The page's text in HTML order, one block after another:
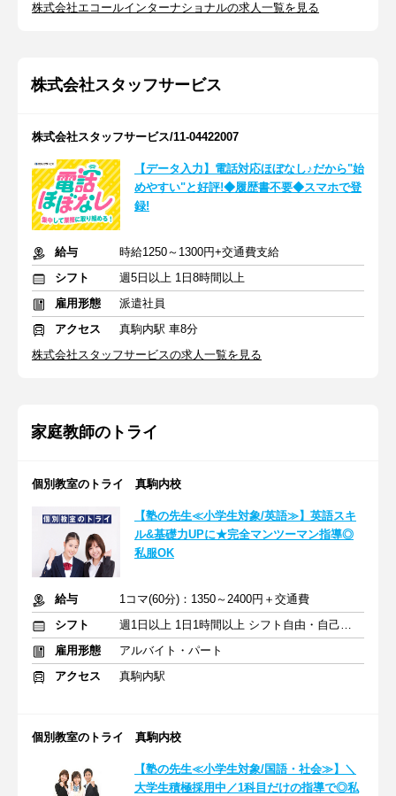
株式会社エコールインターナショナルの求人一覧を見る
株式会社スタッフサービス
株式会社スタッフサービス/11-04422007
【データ入力】電話対応ほぼなし♪だから"始
めやすい"と好評!◆履歴書不要◆スマホで登
録!
給与
時給1250～1300円+交通費支給
シフト
週5日以上 1日8時間以上
雇用形態
派遣社員
アクセス
真駒内駅 車8分
株式会社スタッフサービスの求人一覧を見る
家庭教師のトライ
個別教室のトライ 真駒内校
【塾の先生≪小学生対象/英語≫】英語スキ
ル&基礎力UPに★完全マンツーマン指導◎
私服OK
給与
1コマ(60分)：1350～2400円＋交通費
シフト
週1日以上 1日1時間以上 シフト自由・自己申告
雇用形態
アルバイト・パート
アクセス
真駒内駅
個別教室のトライ 真駒内校
【塾の先生≪小学生対象/国語・社会≫】＼
大学生積極採用中／1科目だけの指導で◎私